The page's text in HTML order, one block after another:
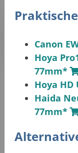
Canon
Hoya
77mm*
Hoya
Haida
77mm*